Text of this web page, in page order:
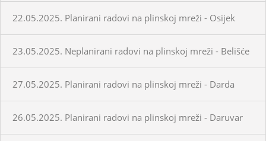
22.05.2025. Planirani radovi na plinskoj mreži - Osijek
23.05.2025. Neplanirani radovi na plinskoj mreži - Belišće
27.05.2025. Planirani radovi na plinskoj mreži - Darda
26.05.2025. Planirani radovi na plinskoj mreži - Daruvar